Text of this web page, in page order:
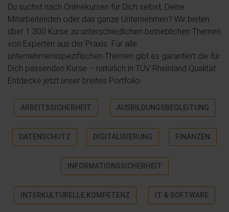
Du suchst nach Onlinekursen für Dich selbst, Deine
Mitarbeitenden oder das ganze Unternehmen? Wir bieten
über 1.300 Kurse zu unterschiedlichen betrieblichen Themen
von Experten aus der Praxis. Für alle
unternehmensspezifischen Themen gibt es garantiert die für
Dich passenden Kurse – natürlich in TÜV Rheinland Qualität.
Entdecke jetzt unser breites Portfolio.
ARBEITSSICHERHEIT AUSBILDUNGSBEGLEITUNG
DATENSCHUTZ DIGITALISIERUNG FINANZEN
INFORMATIONSSICHERHEIT
INTERKULTURELLE KOMPETENZ IT & SOFTWARE